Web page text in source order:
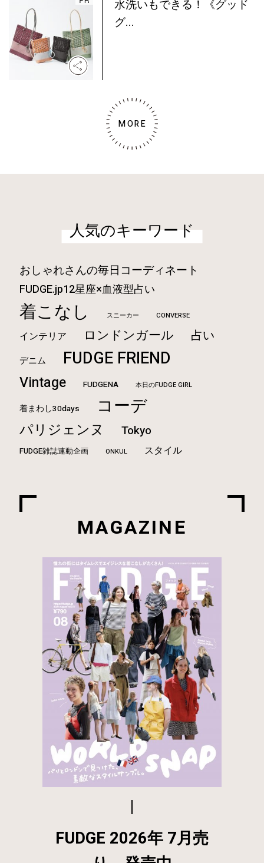
水洗いもできる！《グッド
グ...
MORE
人気のキーワード
おしゃれさんの毎日コーディネート
FUDGE.jp12星座×血液型占い
着こなし スニーカー CONVERSE
インテリア ロンドンガール 占い
デニム FUDGE FRIEND
Vintage FUDGENA 本日のFUDGE GIRL
着まわし30days コーデ
パリジェンヌ Tokyo
FUDGE雑誌連動企画 ONKUL スタイル
MAGAZINE
FUDGE 2026年 7月売